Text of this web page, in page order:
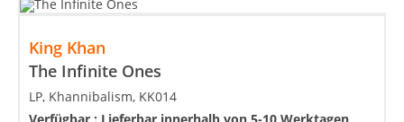
King Khan
The Infinite Ones
LP, Khannibalism, KK014
Verfügbar : Lieferbar innerhalb von 5-10 Werktagen,